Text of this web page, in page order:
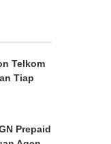
Telkom
Tiap
Prepaid